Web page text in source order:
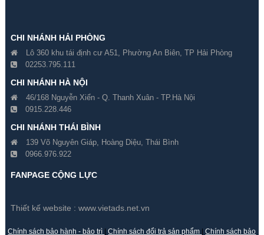
Ống Kính Camera Hikvision
Gía hãng : 12,270,000₫
8,589,000₫
CHI NHÁNH HẢI PHÒNG
Lô 360 khu tái định cư A51, Phường An Biên, TP Hải Phòng
02253.795.111
CHI NHÁNH HÀ NỘI
46/168 Nguyễn Xiển - Q. Thanh Xuân - TP.Hà Nội
0915.228.446
CHI NHÁNH THÁI BÌNH
139 Võ Nguyên Giáp, Hoàng Diệu, Thái Bình
0966.976.922
FANPAGE CỘNG LỰC
Thiết kế website : www.vietads.net.vn
Chính sách bảo hành - bảo trì Chính sách đổi trả sản phẩm Chính sách bảo